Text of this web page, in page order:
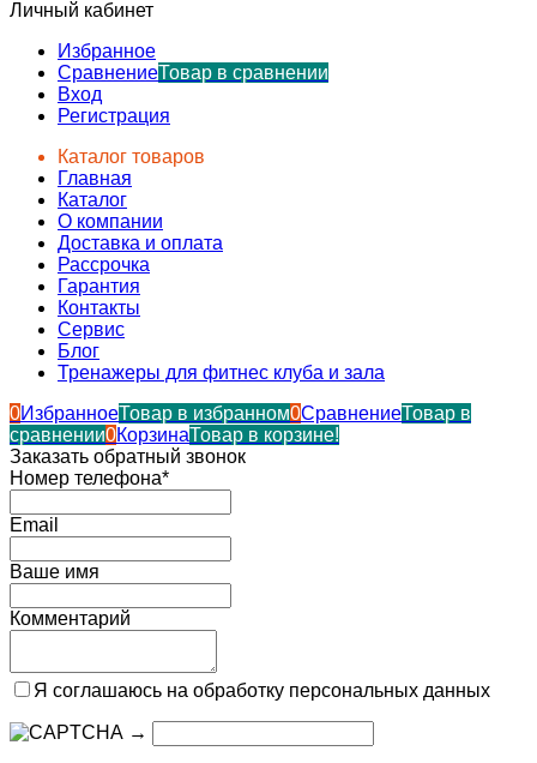
Личный кабинет
Избранное
СравнениеТовар в сравнении
Вход
Регистрация
Каталог товаров
Главная
Каталог
О компании
Доставка и оплата
Рассрочка
Гарантия
Контакты
Сервис
Блог
Тренажеры для фитнес клуба и зала
0ИзбранноеТовар в избранном0СравнениеТовар в
сравнении0КорзинаТовар в корзине!
Заказать обратный звонок
Номер телефона*
Email
Ваше имя
Комментарий
Я соглашаюсь на обработку персональных данных
→